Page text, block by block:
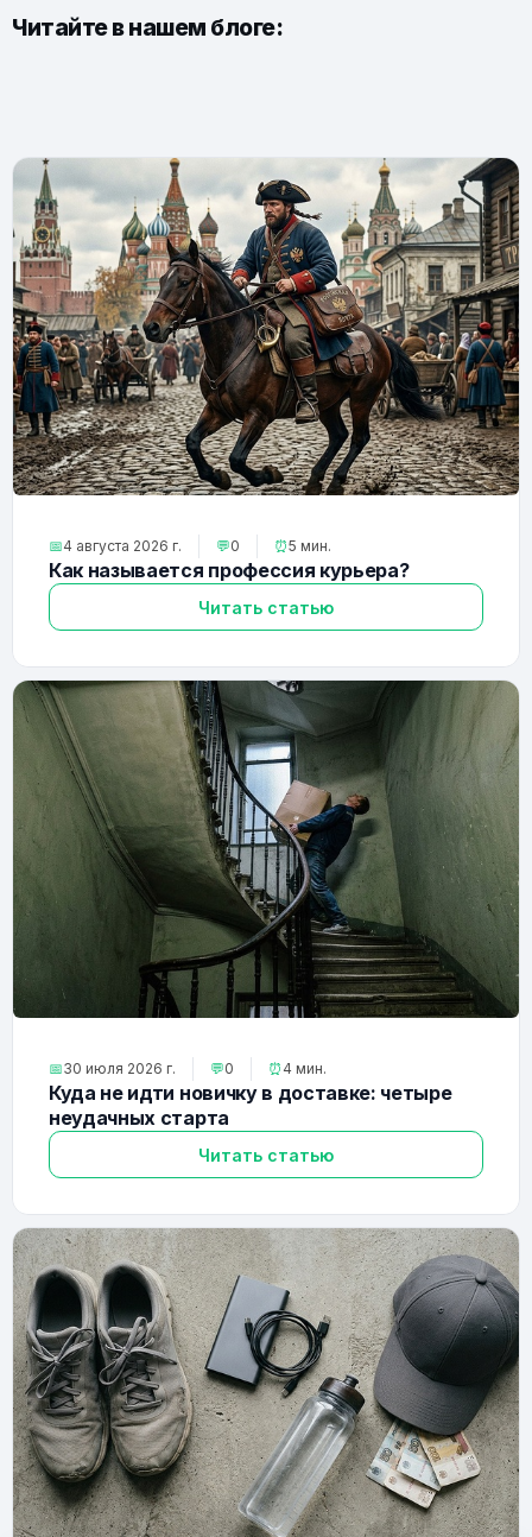
Читайте в нашем блоге:
📅4 августа 2026 г. 💬0 ⏰5 мин.
Как называется профессия курьера?
Читать статью
📅30 июля 2026 г. 💬0 ⏰ 4 мин.
Куда не идти новичку в доставке: четыре
неудачных старта
Читать статью